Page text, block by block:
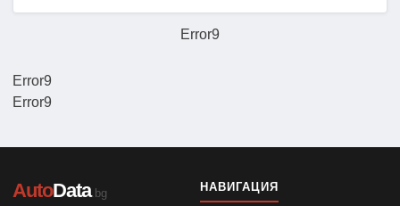
Error9
Error9
Error9
AutoData.bg НАВИГАЦИЯ